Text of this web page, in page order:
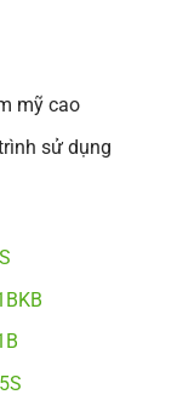
mỹ cao
sử dụng